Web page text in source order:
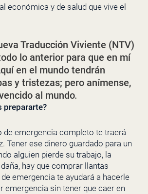
económica y de salud que vive el
Traducción Viviente (NTV)
lo anterior para que en mí
en el mundo tendrán
y tristezas; pero anímense,
al mundo.
prepararte?
de emergencia completo te traerá
Tener ese dinero guardado para un
alguien pierde su trabajo, la
hay que comprar llantas
emergencia te ayudará a hacerle
emergencia sin tener que caer en